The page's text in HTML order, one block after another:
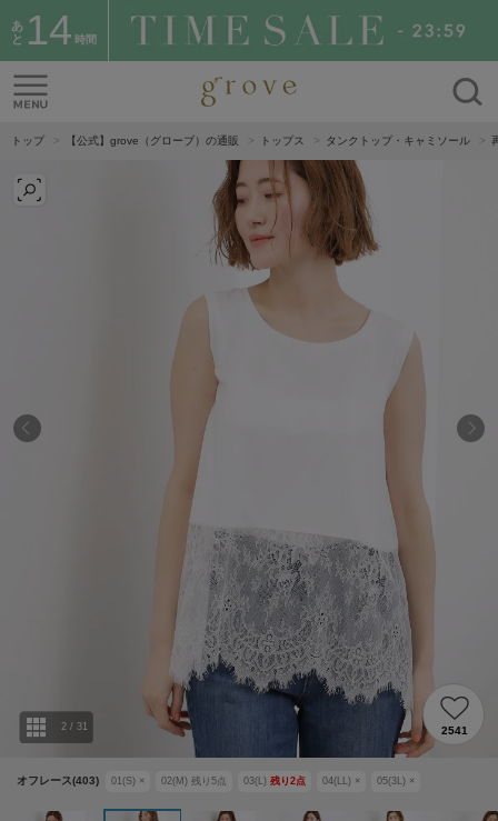
あ
と 14 時間
トップ 【公式】grove（グローブ）の通販 トップス タンクトップ・キャミソール
オフレース(403) 01(S) × 02(M) 残り 5点 03(L) 残り 2点 04(LL) × 05(3L) ×
2 / 31 2541